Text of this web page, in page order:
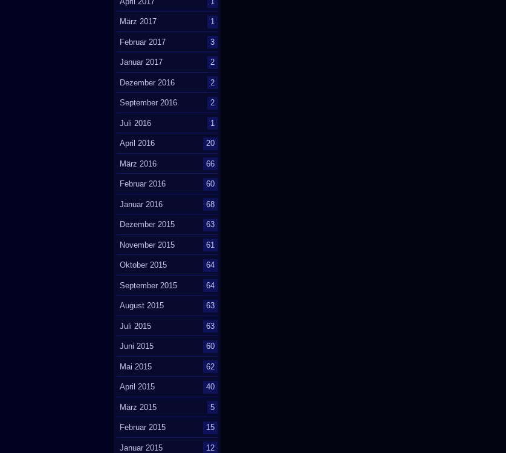
März 2017 1
Februar 2017 3
Januar 2017 2
Dezember 2016 2
September 2016 2
Juli 2016 1
April 2016 20
März 2016 66
Februar 2016 60
Januar 2016 68
Dezember 2015 63
November 2015 61
Oktober 2015 64
September 2015 64
August 2015 63
Juli 2015 63
Juni 2015 60
Mai 2015 62
April 2015 40
März 2015 5
Februar 2015 15
Januar 2015 12